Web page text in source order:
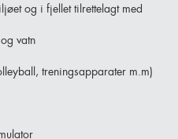
og i fjellet tilrettelagt med
vatn
treningsapparater m.m)